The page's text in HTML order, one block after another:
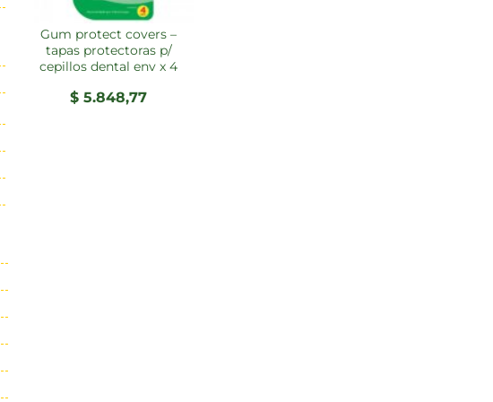
gum protect covers –
tapas protectoras p/
cepillos dental env x 4
$ 5.848,77